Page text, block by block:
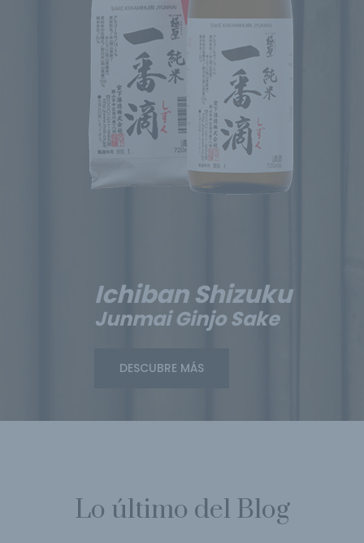
Ichiban Shizuku
Junmai Ginjo Sake
DESCUBRE MÁS
Lo último del Blog